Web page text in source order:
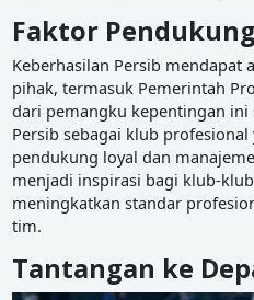
Faktor
Keberhasilan Persib mendapat
pihak, termasuk Pemerintah
dari pemangku kepentingan
Persib sebagai klub
pendukung loyal dan
menjadi inspirasi bagi klub-
meningkatkan standar
tim.
Tantangan ke